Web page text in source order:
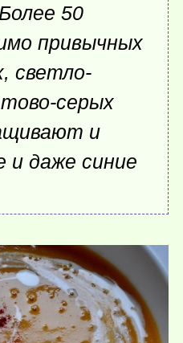
50
привычных
светло-
серых
и
и даже синие